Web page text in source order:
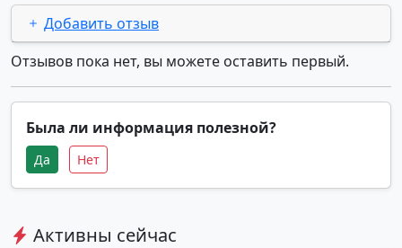
Добавить отзыв
Отзывов пока нет, вы можете оставить первый.
Была ли информация полезной?
Да Нет
Активны сейчас